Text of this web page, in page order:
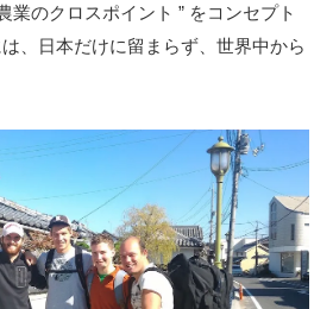
業のクロスポイント ” をコンセプト
、日本だけに留まらず、世界中から